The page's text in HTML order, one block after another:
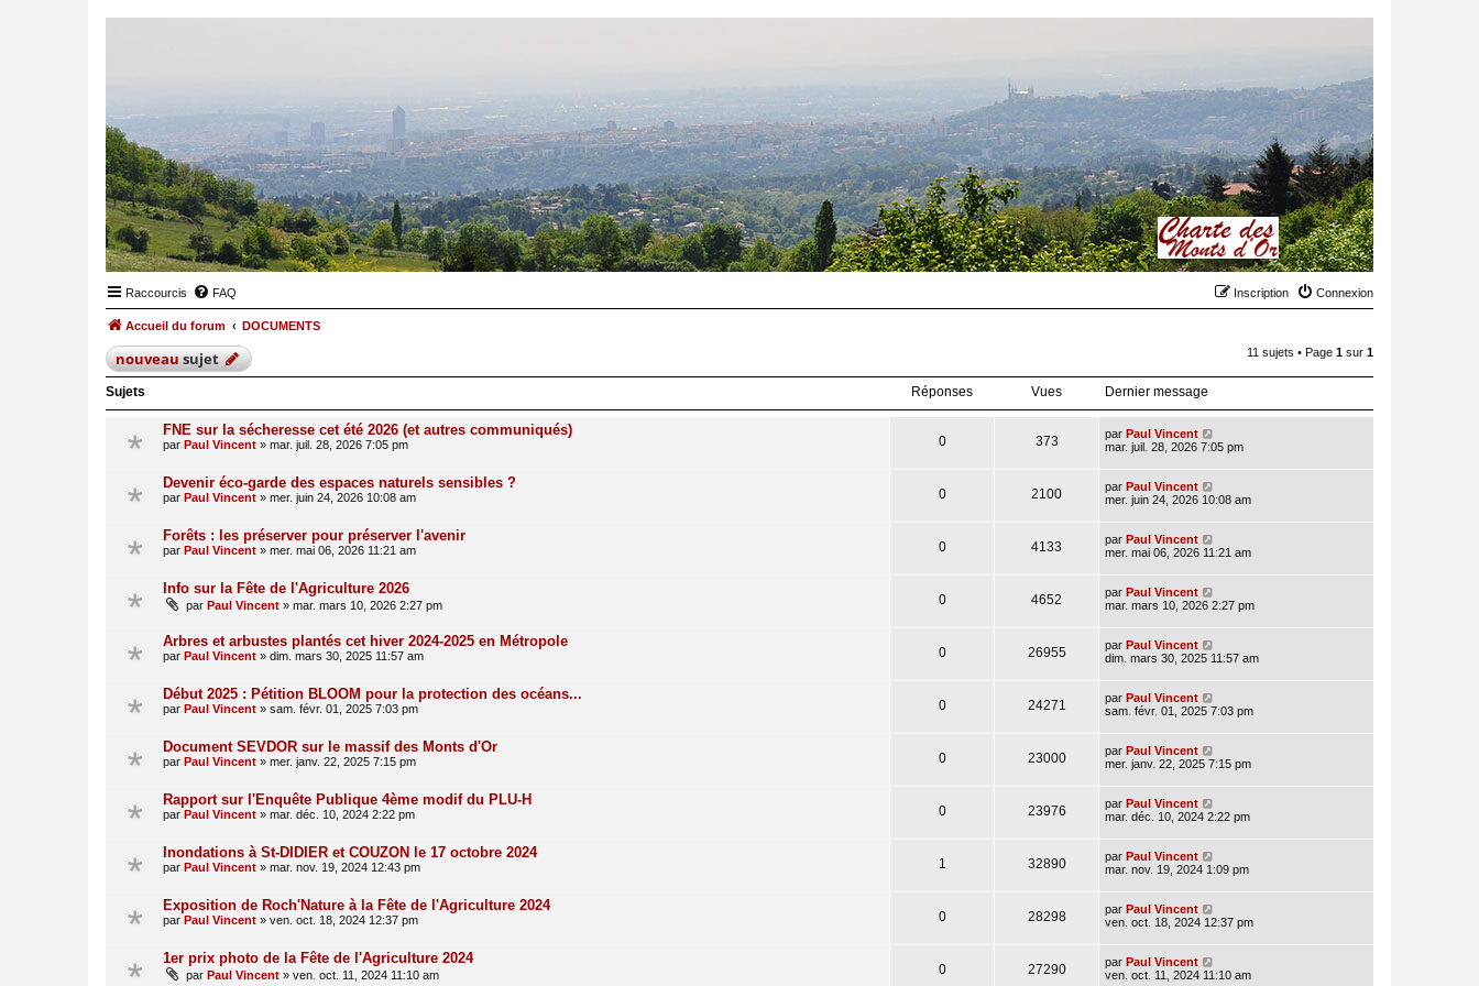
Raccourcis FAQ Connexion
Inscription
Accueil du forum DOCUMENTS
nouveausujet 11 sujets • Page 1 sur 1
Sujets Réponses Vues Dernier message
FNE sur la sécheresse cet été 2026 (et autres communiqués)
par Paul Vincent » mar. juil. 28, 2026 7:05 pm 0 373 par Paul Vincent
mar. juil. 28, 2026 7:05 pm
Devenir éco-garde des espaces naturels sensibles ?
par Paul Vincent » mer. juin 24, 2026 10:08 am 0 2100 par Paul Vincent
mer. juin 24, 2026 10:08 am
Forêts : les préserver pour préserver l'avenir
par Paul Vincent » mer. mai 06, 2026 11:21 am 0 4133 par Paul Vincent
mer. mai 06, 2026 11:21 am
Info sur la Fête de l'Agriculture 2026
par Paul Vincent » mar. mars 10, 2026 2:27 pm 0 4652 par Paul Vincent
mar. mars 10, 2026 2:27 pm
Arbres et arbustes plantés cet hiver 2024-2025 en Métropole
par Paul Vincent » dim. mars 30, 2025 11:57 am 0 26955 par Paul Vincent
dim. mars 30, 2025 11:57 am
Début 2025 : Pétition BLOOM pour la protection des océans...
par Paul Vincent » sam. févr. 01, 2025 7:03 pm 0 24271 par Paul Vincent
sam. févr. 01, 2025 7:03 pm
Document SEVDOR sur le massif des Monts d'Or
par Paul Vincent » mer. janv. 22, 2025 7:15 pm 0 23000 par Paul Vincent
mer. janv. 22, 2025 7:15 pm
Rapport sur l'Enquête Publique 4ème modif du PLU-H
par Paul Vincent » mar. déc. 10, 2024 2:22 pm 0 23976 par Paul Vincent
mar. déc. 10, 2024 2:22 pm
Inondations à St-DIDIER et COUZON le 17 octobre 2024
par Paul Vincent » mar. nov. 19, 2024 12:43 pm 1 32890 par Paul Vincent
mar. nov. 19, 2024 1:09 pm
Exposition de Roch'Nature à la Fête de l'Agriculture 2024
par Paul Vincent » ven. oct. 18, 2024 12:37 pm 0 28298 par Paul Vincent
ven. oct. 18, 2024 12:37 pm
1er prix photo de la Fête de l'Agriculture 2024
par Paul Vincent » ven. oct. 11, 2024 11:10 am 0 27290 par Paul Vincent
ven. oct. 11, 2024 11:10 am